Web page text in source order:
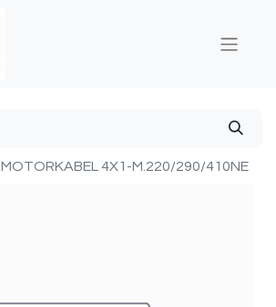
MOTORKABEL 4X1-M.220/290/410NE